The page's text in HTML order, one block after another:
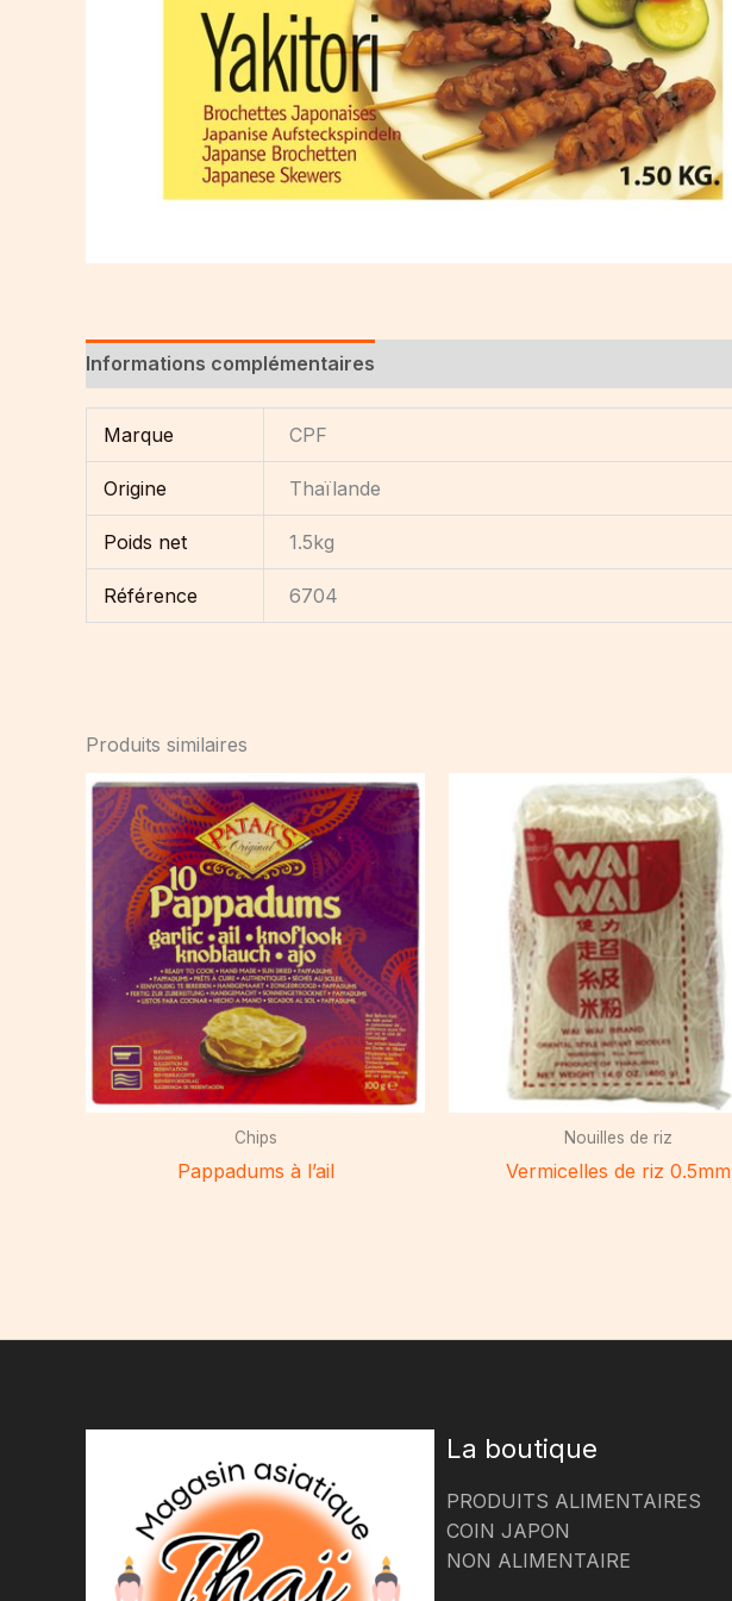
Informations complémentaires
Marque CPF
Origine Thaïlande
Poids net 1.5kg
Référence 6704
Produits similaires
Chips
Pappadums à l’ail
Nouilles de riz
Vermicelles de riz 0.5mm
La boutique
PRODUITS ALIMENTAIRES
COIN JAPON
NON ALIMENTAIRE